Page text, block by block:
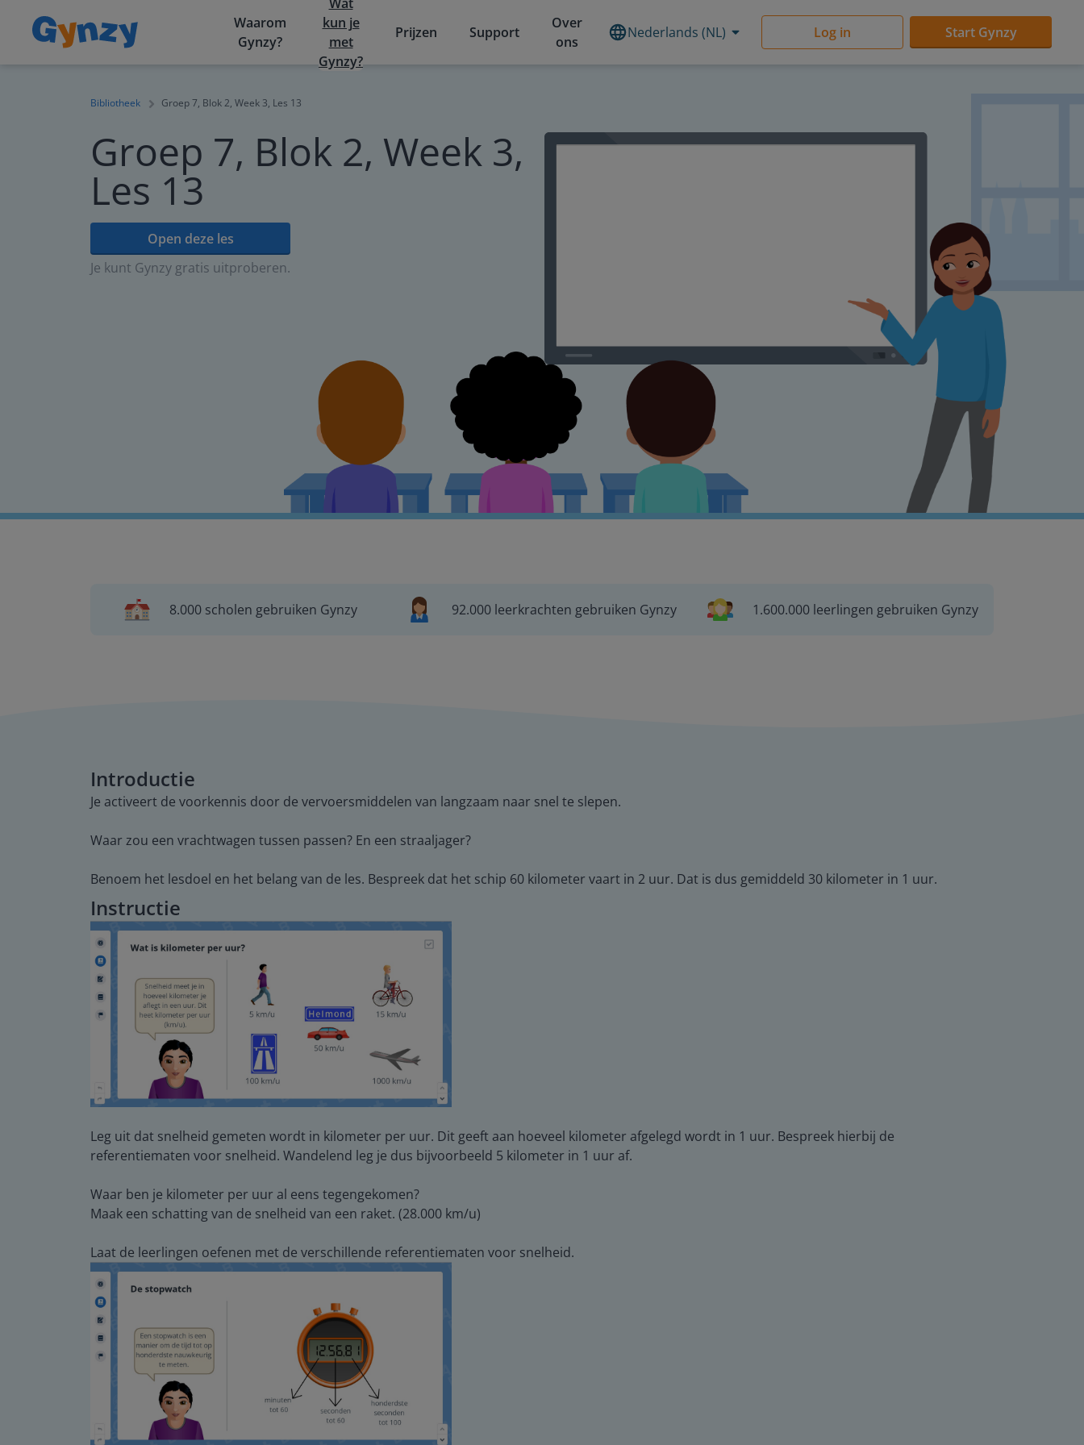
Waarom
Gynzy?
kun je
met
Gynzy?
Prijzen Support
Over
ons
Nederlands (NL) Log in Start Gynzy
Bibliotheek Groep 7, Blok 2, Week 3, Les 13
Groep 7, Blok 2, Week 3,
Les 13
Open deze les
Je kunt Gynzy gratis uitproberen.
8.000 scholen gebruiken Gynzy 92.000 leerkrachten gebruiken Gynzy 1.600.000 leerlingen gebruiken Gynzy
Introductie
Je activeert de voorkennis door de vervoersmiddelen van langzaam naar snel te slepen.
Waar zou een vrachtwagen tussen passen? En een straaljager?
Benoem het lesdoel en het belang van de les. Bespreek dat het schip 60 kilometer vaart in 2 uur. Dat is dus gemiddeld 30 kilometer in 1 uur.
Instructie
Leg uit dat snelheid gemeten wordt in kilometer per uur. Dit geeft aan hoeveel kilometer afgelegd wordt in 1 uur. Bespreek hierbij de
referentiematen voor snelheid. Wandelend leg je dus bijvoorbeeld 5 kilometer in 1 uur af.
Waar ben je kilometer per uur al eens tegengekomen?
Maak een schatting van de snelheid van een raket. (28.000 km/u)
Laat de leerlingen oefenen met de verschillende referentiematen voor snelheid.